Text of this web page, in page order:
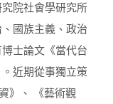
院社會學研究所
國族主義、政治
士論文《當代台
近期從事獨立策
》、 《藝術觀